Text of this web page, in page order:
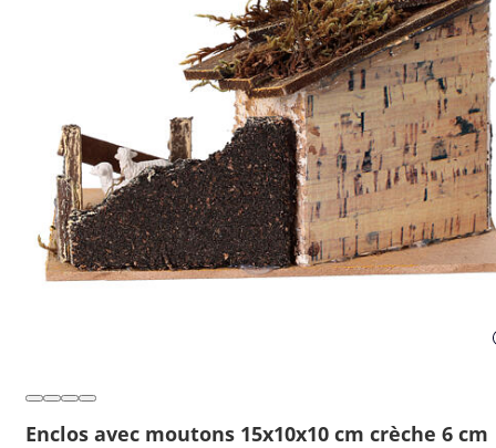
Enclos avec moutons 15x10x10 cm crèche 6 cm